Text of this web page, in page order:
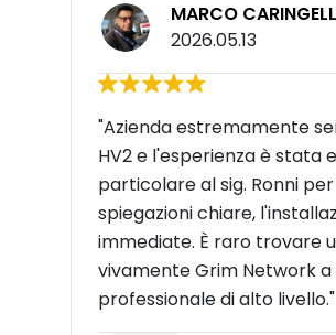
MARCO
2026.05.13
​"Azienda estremamente
HV2 e l'esperienza è
particolare al sig. Ronni
spiegazioni chiare,
immediate. È raro trovare
vivamente Grim Network
professionale di alto livello."